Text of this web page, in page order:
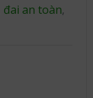
đai an toàn,